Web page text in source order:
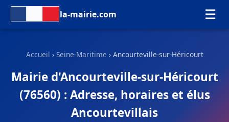
la-mairie.com ☰
Accueil › Seine-Maritime › Ancourteville-sur-Héricourt
Mairie d'Ancourteville-sur-Héricourt
(76560) : Adresse, horaires et élus
Ancourtevillais